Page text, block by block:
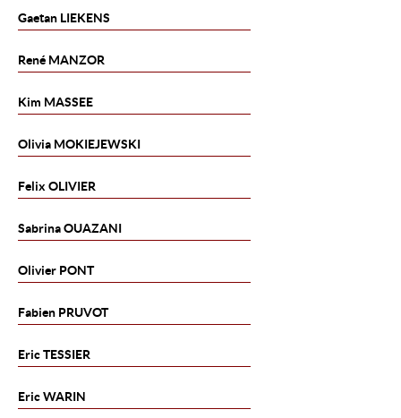
Gaetan LIEKENS
René MANZOR
Kim MASSEE
Olivia MOKIEJEWSKI
Felix OLIVIER
SabrinaOUAZANI
Olivier PONT
Fabien PRUVOT
EricTESSIER
EricWARIN